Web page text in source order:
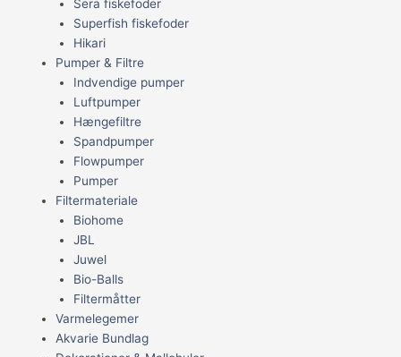
Sera fiskefoder
Superfish fiskefoder
Hikari
Pumper & Filtre
Indvendige pumper
Luftpumper
Hængefiltre
Spandpumper
Flowpumper
Pumper
Filtermateriale
Biohome
JBL
Juwel
Bio-Balls
Filtermåtter
Varmelegemer
Akvarie Bundlag